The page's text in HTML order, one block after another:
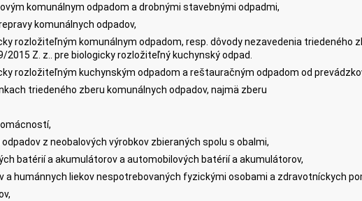
komunálnym odpadom a drobnými stavebnými odpadmi,
komunálnych odpadov,
rozložiteľným komunálnym odpadom, resp. dôvody nezavedenia triedeného
2015 Z. z.. pre biologicky rozložiteľný kuchynský odpad.
rozložiteľným kuchynským odpadom a reštauračným odpadom od
triedeného zberu komunálnych odpadov, najmä zberu
odpadov z neobalových výrobkov zbieraných spolu s obalmi,
batérií a akumulátorov a automobilových batérií a akumulátorov,
a humánnych liekov nespotrebovaných fyzickými osobami a zdravotníckych